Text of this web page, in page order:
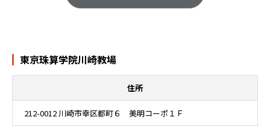
東京珠算学院川崎教場
住所
212-0012 川崎市幸区都町６ 美明コーポ１Ｆ